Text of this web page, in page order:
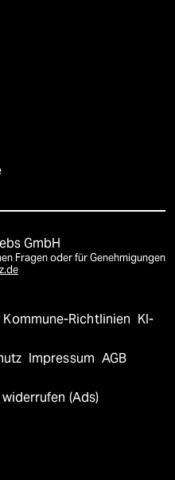
GmbH
Fragen oder für Genehmigungen
Kommune-Richtlinien KI-
Impressum AGB
(Ads)